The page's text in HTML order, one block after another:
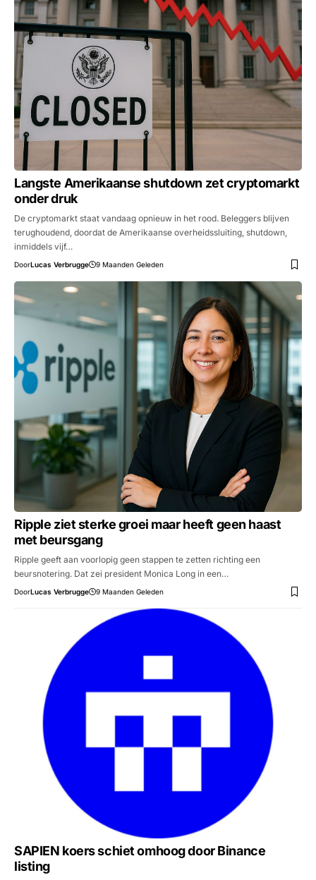
Langste Amerikaanse shutdown zet cryptomarkt
onder druk
De cryptomarkt staat vandaag opnieuw in het rood. Beleggers blijven
terughoudend, doordat de Amerikaanse overheidssluiting, shutdown,
inmiddels vijf…
DoorLucas Verbrugge 9 Maanden Geleden
Ripple ziet sterke groei maar heeft geen haast
met beursgang
Ripple geeft aan voorlopig geen stappen te zetten richting een
beursnotering. Dat zei president Monica Long in een…
DoorLucas Verbrugge 9 Maanden Geleden
SAPIEN koers schiet omhoog door Binance
listing